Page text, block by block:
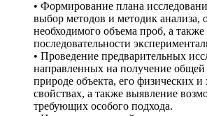
• Формирование плана
выбор методов и методик анализа,
необходимого объема проб, а
последовательности
• Проведение предварительных
направленных на получение
природе объекта, его физических
свойствах, а также выявление
требующих особого подхода.